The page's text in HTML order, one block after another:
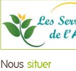
Nous situer